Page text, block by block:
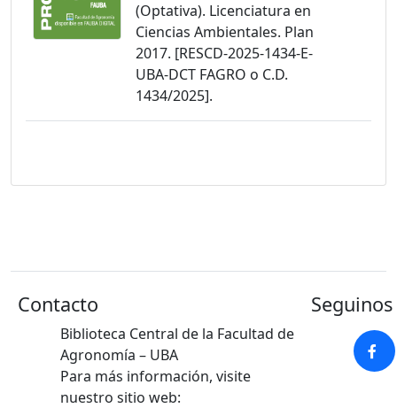
(Optativa). Licenciatura en
Ciencias Ambientales. Plan
2017. [RESCD-2025-1434-E-
UBA-DCT FAGRO o C.D.
1434/2025].
Contacto
Biblioteca Central de la Facultad de
Agronomía – UBA
Para más información, visite
nuestro sitio web: